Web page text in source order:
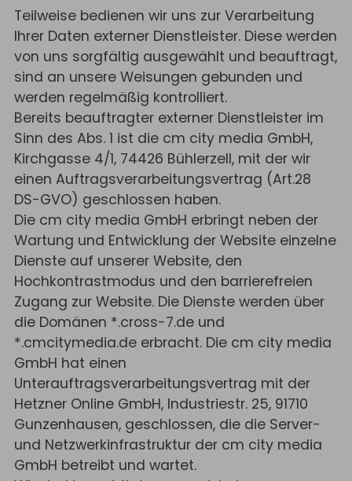
Teilweise bedienen wir uns zur Verarbeitung
Ihrer Daten externer Dienstleister. Diese werden
von uns sorgfältig ausgewählt und beauftragt,
sind an unsere Weisungen gebunden und
werden regelmäßig kontrolliert.
Bereits beauftragter externer Dienstleister im
Sinn des Abs. 1 ist die cm city media GmbH,
Kirchgasse 4/1, 74426 Bühlerzell, mit der wir
einen Auftragsverarbeitungsvertrag (Art.28
DS-GVO) geschlossen haben.
Die cm city media GmbH erbringt neben der
Wartung und Entwicklung der Website einzelne
Dienste auf unserer Website, den
Hochkontrastmodus und den barrierefreien
Zugang zur Website. Die Dienste werden über
die Domänen *.cross-7.de und
*.cmcitymedia.de erbracht. Die cm city media
GmbH hat einen
Unterauftragsverarbeitungsvertrag mit der
Hetzner Online GmbH, Industriestr. 25, 91710
Gunzenhausen, geschlossen, die die Server-
und Netzwerkinfrastruktur der cm city media
GmbH betreibt und wartet.